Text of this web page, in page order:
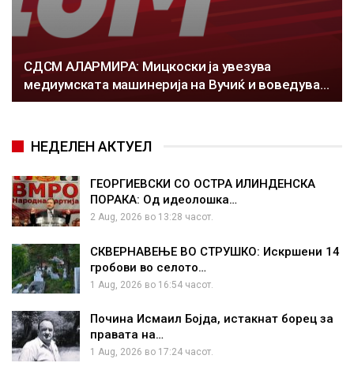
СДСМ АЛАРМИРА: Мицкоски ја увезува
медиумската машинерија на Вучиќ и воведува…
НЕДЕЛЕН АКТУЕЛ
ГЕОРГИЕВСКИ СО ОСТРА ИЛИНДЕНСКА
ПОРАКА: Од идеолошка…
2 Aug, 2026 во 13:28 часот.
СКВЕРНАВЕЊЕ ВО СТРУШКО: Искршени 14
гробови во селото…
1 Aug, 2026 во 16:54 часот.
Почина Исмаил Бојда, истакнат борец за
правата на…
1 Aug, 2026 во 17:24 часот.